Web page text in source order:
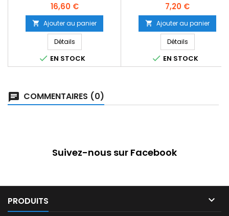
Prix
16,60 €
 Ajouter au panier
Détails
 EN STOCK
Prix
7,20 €
 Ajouter au panier
Détails
 EN STOCK
COMMENTAIRES (0)
Suivez-nous sur Facebook
PRODUITS 